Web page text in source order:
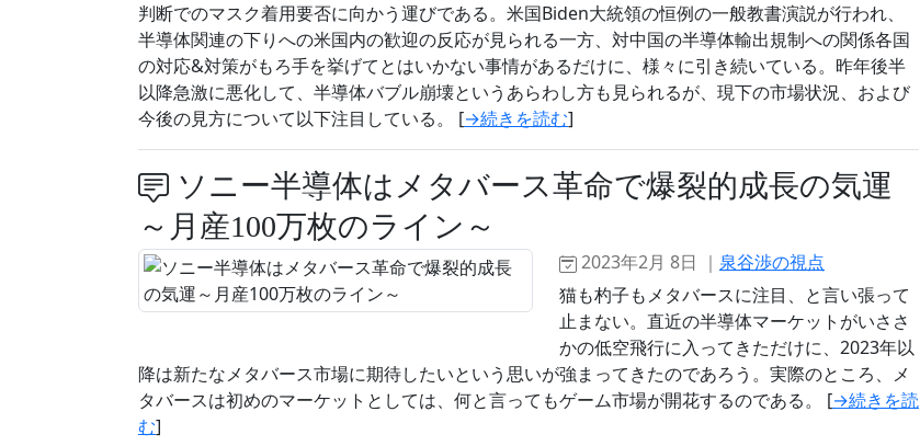
判断でのマスク着用要否に向かう運びである。米国Biden大統領の恒例の一般教書演説が行われ、
半導体関連の下りへの米国内の歓迎の反応が見られる一方、対中国の半導体輸出規制への関係各国
の対応&対策がもろ手を挙げてとはいかない事情があるだけに、様々に引き続いている。昨年後半
以降急激に悪化して、半導体バブル崩壊というあらわし方も見られるが、現下の市場状況、および
今後の見方について以下注目している。 [→続きを読む]
ソニー半導体はメタバース革命で爆裂的成長の気運
～月産100万枚のライン～
2023年2月 8日 ｜ 泉谷渉の視点
猫も杓子もメタバースに注目、と言い張って
止まない。直近の半導体マーケットがいささ
かの低空飛行に入ってきただけに、2023年以
降は新たなメタバース市場に期待したいという思いが強まってきたのであろう。実際のところ、メ
タバースは初めのマーケットとしては、何と言ってもゲーム市場が開花するのである。 [→続きを読
む]